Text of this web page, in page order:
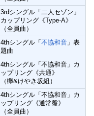
3rdシングル「二人セゾン」
カップリング《Type-A》
（全員曲）
4thシングル「 不協和音」表
題曲
4thシングル「不協和音」カ
ップリング《共通》
（欅&けやき坂組）
4thシングル「不協和音」カ
ップリング《通常盤》
（全員曲）